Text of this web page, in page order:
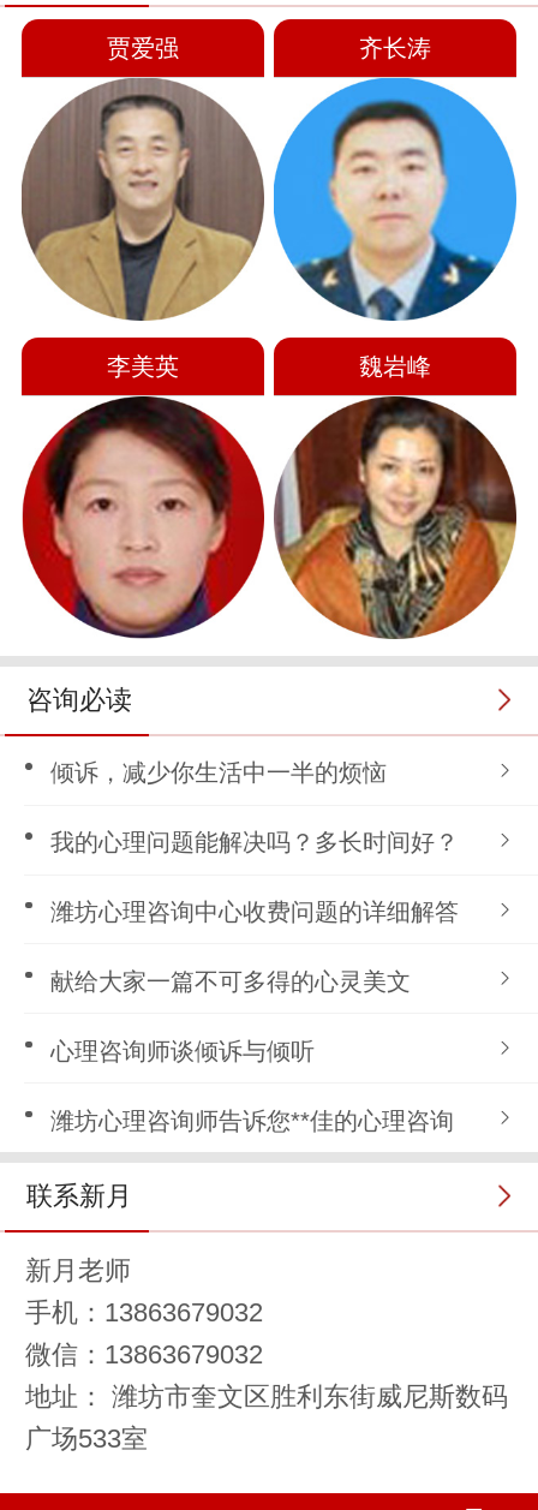
贾爱强 齐长涛
李美英 魏岩峰
咨询必读
倾诉，减少你生活中一半的烦恼
我的心理问题能解决吗？多长时间好？
潍坊心理咨询中心收费问题的详细解答
献给大家一篇不可多得的心灵美文
心理咨询师谈倾诉与倾听
潍坊心理咨询师告诉您**佳的心理咨询
联系新月
新月老师
手机：13863679032
微信：13863679032
地址： 潍坊市奎文区胜利东街威尼斯数码
广场533室